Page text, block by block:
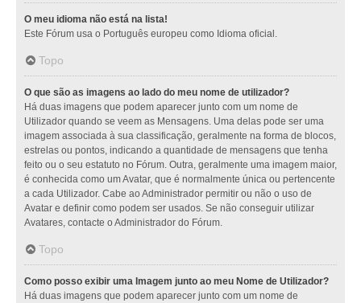
O meu idioma não está na lista!
Este Fórum usa o Português europeu como Idioma oficial.
Topo
O que são as imagens ao lado do meu nome de utilizador?
Há duas imagens que podem aparecer junto com um nome de
Utilizador quando se veem as Mensagens. Uma delas pode ser uma
imagem associada à sua classificação, geralmente na forma de blocos,
estrelas ou pontos, indicando a quantidade de mensagens que tenha
feito ou o seu estatuto no Fórum. Outra, geralmente uma imagem maior,
é conhecida como um Avatar, que é normalmente única ou pertencente
a cada Utilizador. Cabe ao Administrador permitir ou não o uso de
Avatar e definir como podem ser usados. Se não conseguir utilizar
Avatares, contacte o Administrador do Fórum.
Topo
Como posso exibir uma Imagem junto ao meu Nome de Utilizador?
Há duas imagens que podem aparecer junto com um nome de